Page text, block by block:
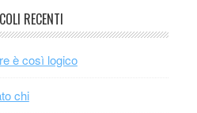
RECENTI
è così logico
chi